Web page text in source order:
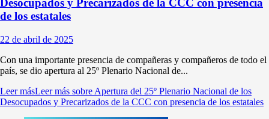
Desocupados y Precarizados de la CCC con presencia
de los estatales
22 de abril de 2025
Con una importante presencia de compañeras y compañeros de todo el
país, se dio apertura al 25º Plenario Nacional de...
Leer másLeer más sobre Apertura del 25º Plenario Nacional de los
Desocupados y Precarizados de la CCC con presencia de los estatales